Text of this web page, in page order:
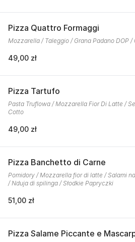
Pizza Quattro Formaggi
Mozzarella / Taleggio / Grana Padano DOP /
49,00 zł
Pizza Tartufo
Pasta Truflowa / Mozzarella Fior Di Latte /
Cotto
49,00 zł
Pizza Banchetto di Carne
Pomidory / Mozzarella fior di latte / Salami
/ Nduja di spilinga / Słodkie Papryczki
51,00 zł
Pizza Salame Piccante e